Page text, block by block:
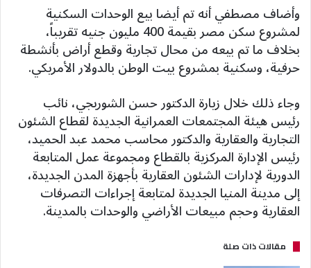
وأضاف مصطفي أنه تم أيضا بيع الوحدات السكنية
لمشروع سكن مصر بقيمة 400 مليون جنيه تقريباً،
بخلاف ما تم بيعه من محال تجارية وقطع أراض بأنشطة
حرفية، وسكنية بمشروع بيت الوطن بالدولار الأمريكي.
وجاء ذلك خلال زيارة الدكتور حسن الشوربجي، نائب
رئيس هيئة المجتمعات العمرانية الجديدة لقطاع الشئون
التجارية والعقارية والدكتور محاسب محمد عبد الحميد،
رئيس الإدارة المركزية بالقطاع ومجموعة عمل المتابعة
الدورية لإدارات الشئون العقارية بأجهزة المدن الجديدة،
إلى مدينة المنيا الجديدة لمتابعة إجراءات التصرفات
العقارية وحجم مبيعات الأراضي والوحدات بالمدينة.
مقالات ذات صلة